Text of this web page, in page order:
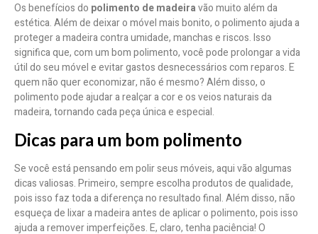
Os benefícios do polimento de madeiravão muito além da
estética. Além de deixar o móvel mais bonito, o polimento ajuda a
proteger a madeira contra umidade, manchas e riscos. Isso
significa que, com um bom polimento, você pode prolongar a vida
útil do seu móvel e evitar gastos desnecessários com reparos. E
quem não quer economizar, não é mesmo? Além disso, o
polimento pode ajudar a realçar a cor e os veios naturais da
madeira, tornando cada peça única e especial.
Dicas para um bom polimento
Se você está pensando em polir seus móveis, aqui vão algumas
dicas valiosas. Primeiro, sempre escolha produtos de qualidade,
pois isso faz toda a diferença no resultado final. Além disso, não
esqueça de lixar a madeira antes de aplicar o polimento, pois isso
ajuda a remover imperfeições. E, claro, tenha paciência! O